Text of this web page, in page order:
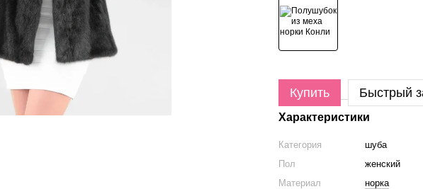
Купить Быстрый
Характеристики
Категория
шуба
Пол
женский
Материал
норка